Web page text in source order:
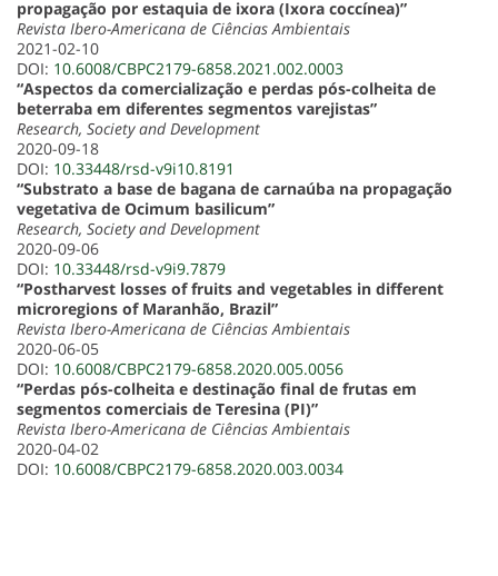
propagação por estaquia de ixora (Ixora coccínea)”
Revista Ibero-Americana de Ciências Ambientais
2021-02-10
DOI: 10.6008/CBPC2179-6858.2021.002.0003
“Aspectos da comercialização e perdas pós-colheita de
beterraba em diferentes segmentos varejistas”
Research, Society and Development
2020-09-18
DOI: 10.33448/rsd-v9i10.8191
“Substrato a base de bagana de carnaúba na propagação
vegetativa de Ocimum basilicum”
Research, Society and Development
2020-09-06
DOI: 10.33448/rsd-v9i9.7879
“Postharvest losses of fruits and vegetables in different
microregions of Maranhão, Brazil”
Revista Ibero-Americana de Ciências Ambientais
2020-06-05
DOI: 10.6008/CBPC2179-6858.2020.005.0056
“Perdas pós-colheita e destinação final de frutas em
segmentos comerciais de Teresina (PI)”
Revista Ibero-Americana de Ciências Ambientais
2020-04-02
DOI: 10.6008/CBPC2179-6858.2020.003.0034